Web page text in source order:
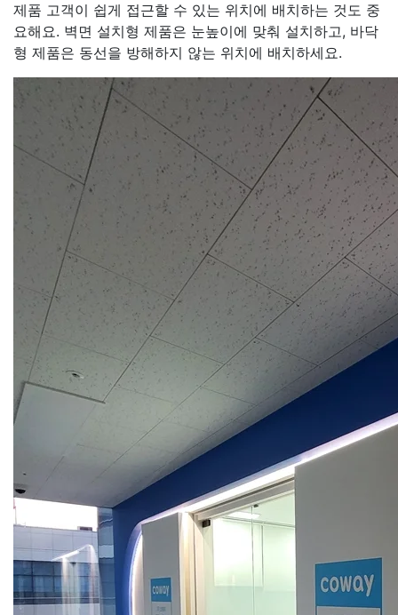
제품 고객이 쉽게 접근할 수 있는 위치에 배치하는 것도 중
요해요. 벽면 설치형 제품은 눈높이에 맞춰 설치하고, 바닥
형 제품은 동선을 방해하지 않는 위치에 배치하세요.